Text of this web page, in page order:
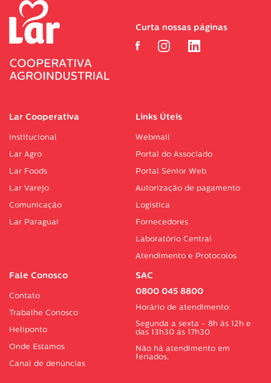
Lar Cooperativa
Institucional
Lar Agro
Lar Foods
Lar Varejo
Comunicação
Lar Paraguai
Links Úteis
Webmail
Portal do Associado
Portal Sénior Web
Autorização de pagamento
Logística
Fornecedores
Laboratório Central
Atendimento e Protocolos
Fale Conosco
Contato
Trabalhe Conosco
Heliponto
Onde Estamos
Canal de denúncias
SAC
0800 045 8800
Horário de atendimento:
Segunda a sexta - 8h às 12h e
das 13h30 às 17h30
Não há atendimento em
feriados.
Curta nossas páginas